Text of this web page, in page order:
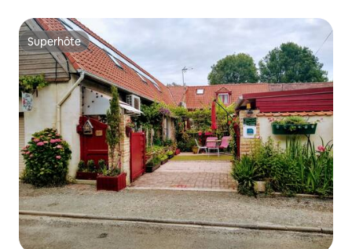
Superhôte
Superhôte